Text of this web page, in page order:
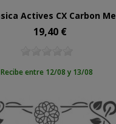
Precio
19,40 €
Recibe entre 12/08 y 13/08